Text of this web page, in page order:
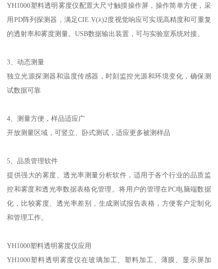
YH1000塑料透明雾度仪 配置大尺寸触摸操作屏，操作简单方便，采
用 PD阵列探测器，满足CIE V(λ)2 度视觉响应可实现高精度和可重复
的透射率和雾度测量。USB数据输出装置，可与实验室系统对接。
3 、动态测量
独立光源探测器和温度传感器，时刻监控光源和环境变化，确保测
试数据可靠
4 、测量方便，样品适应广
开放测量区域，可竖立、卧式测试，适应更多被测样品
5 、品质管理软件
提供强大的雾度、透光率测量分析软件，适用于各个行业的品质监
控和雾度和透光率数据表格化管理。将用户的管理在PC电脑端数据
化，比较雾度、透光率差别，生成测试报告表格，方便客户定制化
和管理工作。
YH1000塑料透明雾度仪应用
YH1000塑料透明雾度仪在玻璃加工、塑料加工、薄膜、显示屏加